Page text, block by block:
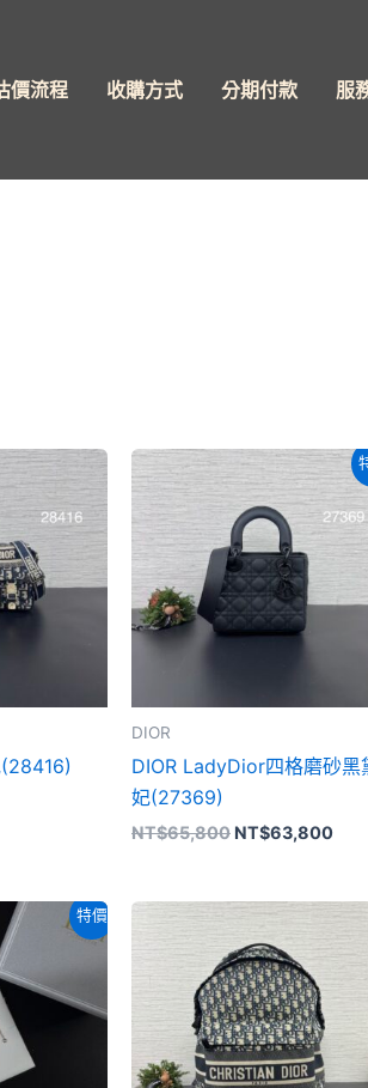
價流程 收購方式 分期付款 服
DIOR
DIOR LadyDior四格磨砂黑
妃(27369)
NT$65,800
原
始
價
格：
NT$65,800。
NT$63,800
目
前
價
格：
特價
。
前
NT$42,800。